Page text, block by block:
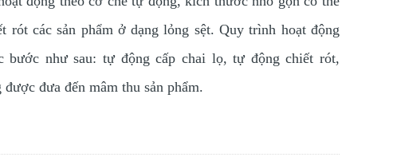
rót các sản phẩm ở dạng lỏng sệt. Quy trình hoạt động
bước như sau: tự động cấp chai lọ, tự động chiết rót,
đưa đến mâm thu sản phẩm.